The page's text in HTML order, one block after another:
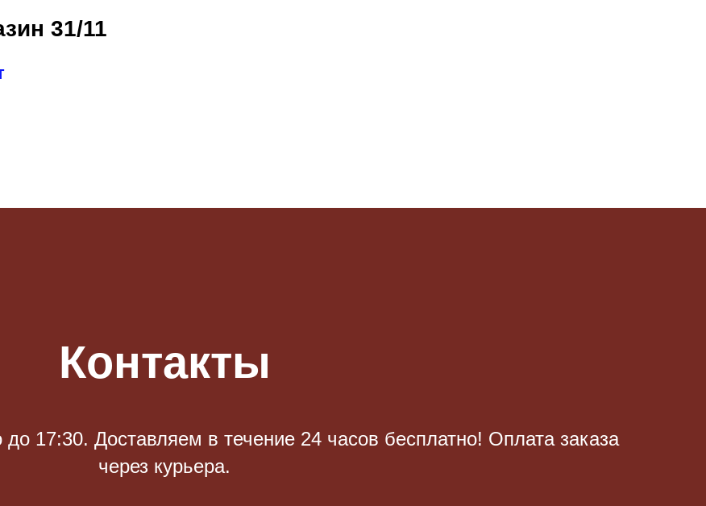
31/11
Контакты
17:30. Доставляем в течение 24 часов бесплатно! Оплата заказа
через курьера.